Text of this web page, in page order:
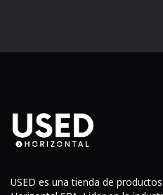
USED es una tienda de